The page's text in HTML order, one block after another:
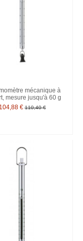
mécanique à
mesure jusqu'à 60 g
104,88 € 110,40 €